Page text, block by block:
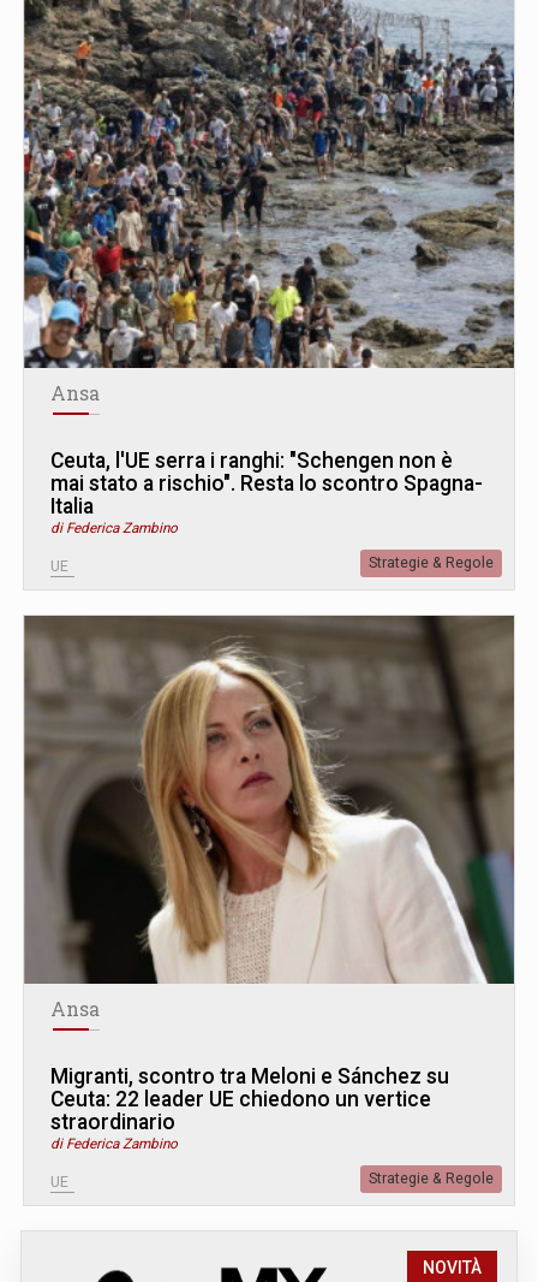
Ansa
Ceuta, l'UE serra i ranghi: "Schengen non è
mai stato a rischio". Resta lo scontro Spagna-
Italia
di Federica Zambino
UE Strategie & Regole
Ansa
Migranti, scontro tra Meloni e Sánchez su
Ceuta: 22 leader UE chiedono un vertice
straordinario
di Federica Zambino
UE Strategie & Regole
NOVITÀ